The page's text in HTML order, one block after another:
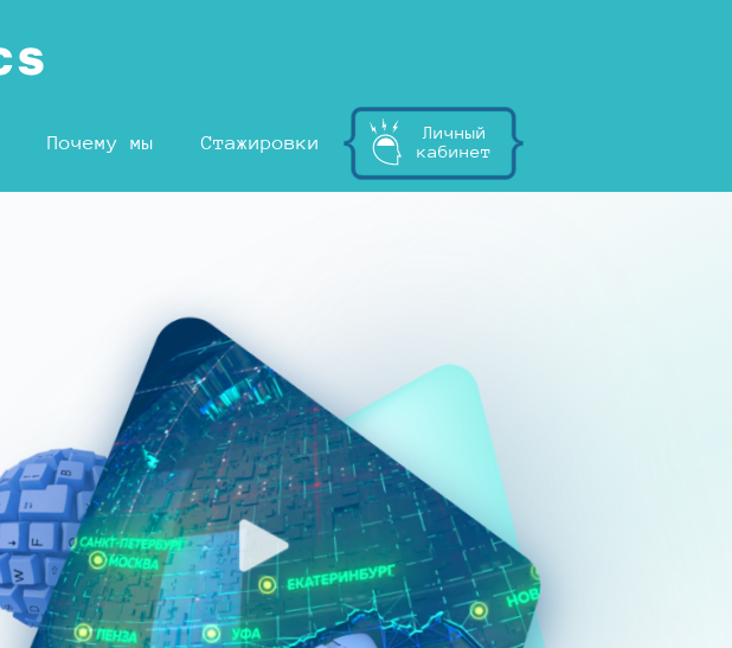
Почему мы Стажировки
Личный
кабинет